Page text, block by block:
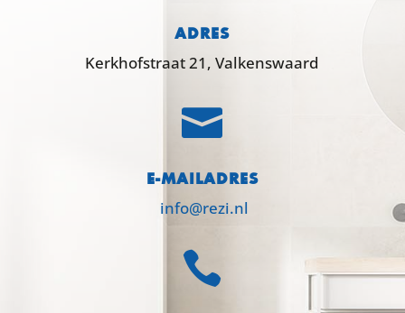
ADRES
Kerkhofstraat 21, Valkenswaard

E-MAILADRES
info@rezi.nl
